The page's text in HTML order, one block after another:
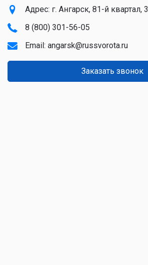
Адрес: г. Ангарск, 81-й квартал, 3
8 (800) 301-56-05
Email: angarsk@russvorota.ru
Заказать звонок